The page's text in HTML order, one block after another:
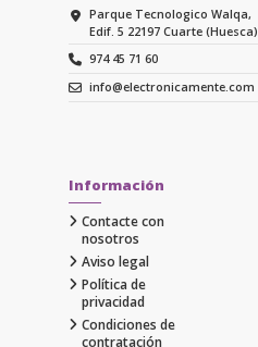
Parque Tecnologico Walqa,
Edif. 5 22197 Cuarte (Huesca)
974 45 71 60
info@electronicamente.com
Información
Contacte con
nosotros
Aviso legal
Política de
privacidad
Condiciones de
contratación